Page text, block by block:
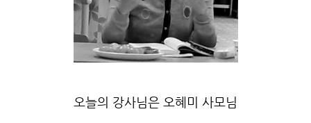
오늘의 강사님은 오혜미 사모님